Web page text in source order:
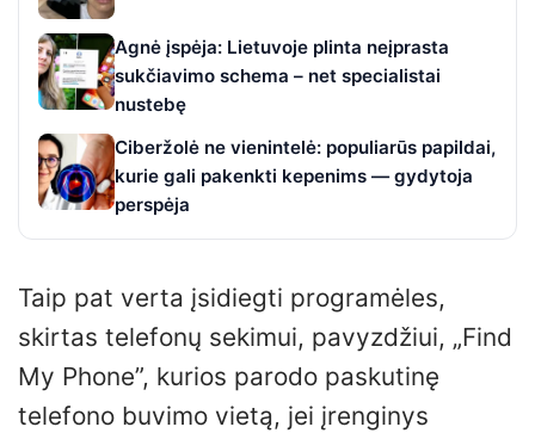
Agnė įspėja: Lietuvoje plinta neįprasta
sukčiavimo schema – net specialistai
nustebę
Ciberžolė ne vienintelė: populiarūs papildai,
kurie gali pakenkti kepenims — gydytoja
perspėja
Taip pat verta įsidiegti programėles,
skirtas telefonų sekimui, pavyzdžiui, „Find
My Phone”, kurios parodo paskutinę
telefono buvimo vietą, jei įrenginys